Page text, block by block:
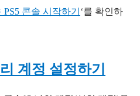
PS5 콘솔 시작하기 ‘를 확인하
계정 설정하기